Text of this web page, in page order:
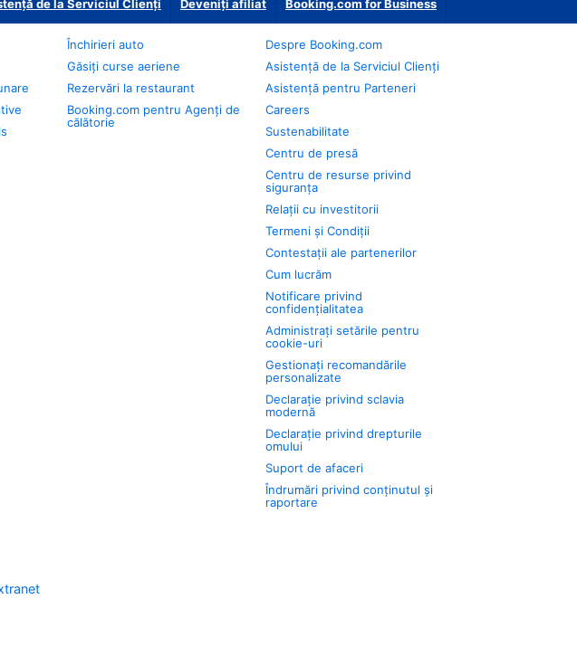
de la Serviciul Clienți Deveniţi afiliat Booking.com for Business
Închirieri auto
Găsiți curse aeriene
Rezervări la restaurant
Booking.com pentru Agenți de
călătorie
Despre Booking.com
Asistență de la Serviciul Clienți
Asistență pentru Parteneri
Careers
Sustenabilitate
Centru de presă
Centru de resurse privind
siguranța
Relații cu investitorii
Termeni și Condiții
Contestații ale partenerilor
Cum lucrăm
Notificare privind
confidențialitatea
Administrați setările pentru
cookie-uri
Gestionați recomandările
personalizate
Declarație privind sclavia
modernă
Declarație privind drepturile
omului
Suport de afaceri
Îndrumări privind conținutul și
raportare